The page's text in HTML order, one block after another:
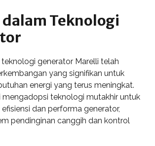
Teknologi
generator Marelli telah
yang signifikan untuk
energi yang terus meningkat.
mengadopsi teknologi mutakhir untuk
dan performa generator,
pendinginan canggih dan kontrol